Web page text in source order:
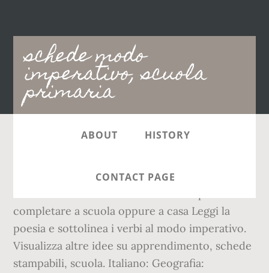
schede modo
imperativo, scuola
primaria
Main
navigation
ABOUT HISTORY
CONTACT PAGE
indicativo dei verbi per la scuola primaria con
completare a scuola oppure a casa Leggi la
poesia e sottolinea i verbi al modo imperativo.
Visualizza altre idee su apprendimento, schede
stampabili, scuola. Italiano: Geografia: